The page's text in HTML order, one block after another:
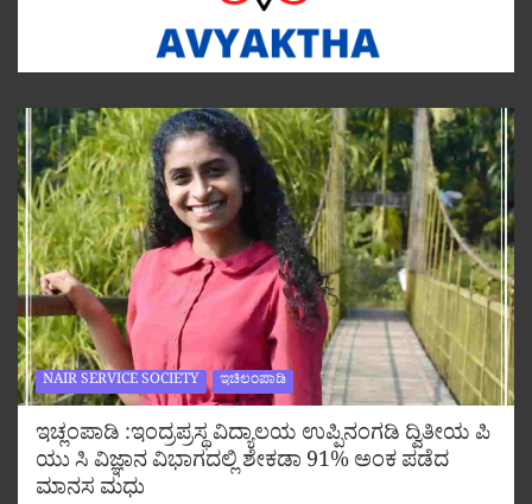
NAIR SERVICE SOCIETY ಇಚಿಲಂಪಾಡಿ
ಇಚ್ಲಂಪಾಡಿ :ಇಂದ್ರಪ್ರಸ್ಥ ವಿದ್ಯಾಲಯ ಉಪ್ಪಿನಂಗಡಿ ದ್ವಿತೀಯ ಪಿ
ಯು ಸಿ ವಿಜ್ಞಾನ ವಿಭಾಗದಲ್ಲಿ ಶೇಕಡಾ 91% ಅಂಕ ಪಡೆದ
ಮಾನಸ ಮಧು